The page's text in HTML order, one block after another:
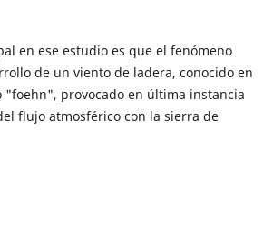
en ese estudio es que el fenómeno
de un viento de ladera, conocido en
"foehn", provocado en última instancia
flujo atmosférico con la sierra de